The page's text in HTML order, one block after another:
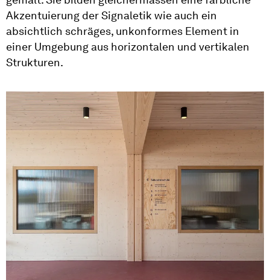
Akzentuierung der Signaletik wie auch ein
absichtlich schräges, unkonformes Element in
einer Umgebung aus horizontalen und vertikalen
Strukturen.